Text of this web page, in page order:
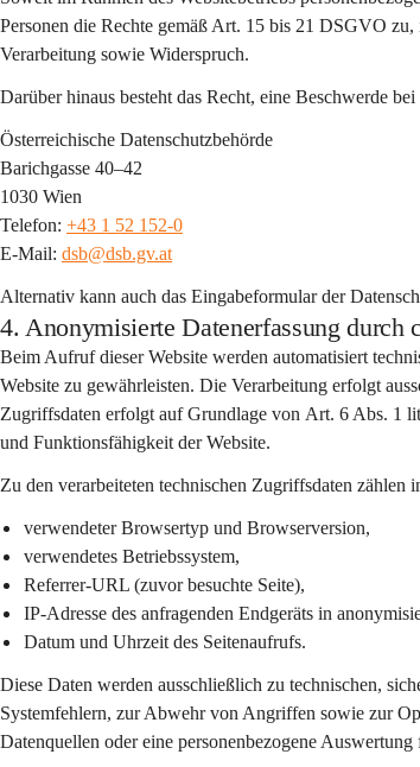
Personen die Rechte gemäß Art. 15 bis 21 DSGVO
Verarbeitung sowie Widerspruch.
Darüber hinaus besteht das Recht, eine Beschwerde
Österreichische Datenschutzbehörde
Barichgasse 40–42
1030 Wien
Telefon: +43 1 52 152-0
E-Mail: dsb@dsb.gv.at
Alternativ kann auch das Eingabeformular der
4. Anonymisierte Datenerfassung durch
Beim Aufruf dieser Website werden automatisiert
Website zu gewährleisten. Die Verarbeitung erfolgt
Zugriffsdaten erfolgt auf Grundlage von Art. 6 Abs. 1
und Funktionsfähigkeit der Website.
Zu den verarbeiteten technischen Zugriffsdaten zählen
verwendeter Browsertyp und Browserversion,
verwendetes Betriebssystem,
Referrer-URL (zuvor besuchte Seite),
IP-Adresse des anfragenden Endgeräts in
Datum und Uhrzeit des Seitenaufrufs.
Diese Daten werden ausschließlich zu technischen,
Systemfehlern, zur Abwehr von Angriffen sowie zur
Datenquellen oder eine personenbezogene Auswertung